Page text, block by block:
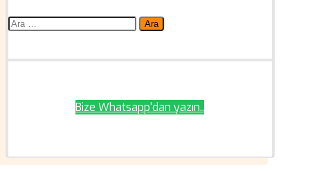
Arama:
Bize Whatsapp'dan yazın..